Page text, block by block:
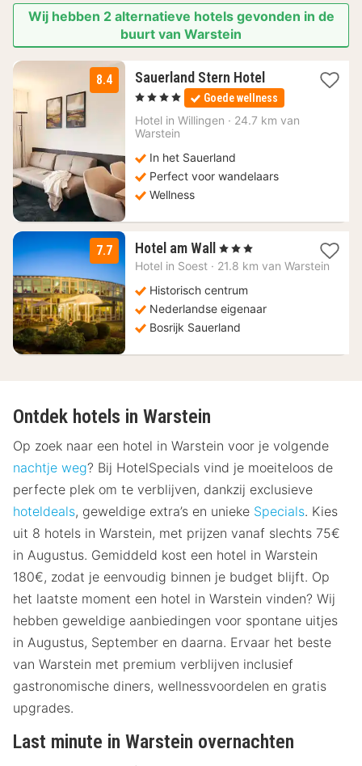
Wij hebben 2 alternatieve hotels gevonden in de
buurt van Warstein
8.4 Sauerland Stern Hotel2
nachten
vanaf
99,50
, 4 Sterren Goede wellness
Hotel in Willingen · 24.7 km van
Warstein
In het Sauerland
Perfect voor wandelaars
Wellness
7.7 Hotel am Wall
1
nacht
81,86
€
, 3 Sterren
Hotel in Soest · 21.8 km van Warstein
Historisch centrum
Nederlandse eigenaar
Bosrijk Sauerland
Ontdek hotels in Warstein
Op zoek naar een hotel in Warstein voor je volgende
nachtje weg? Bij HotelSpecials vind je moeiteloos de
perfecte plek om te verblijven, dankzij exclusieve
hoteldeals, geweldige extra’s en unieke Specials. Kies
uit 8 hotels in Warstein, met prijzen vanaf slechts 75€
in Augustus. Gemiddeld kost een hotel in Warstein
180€, zodat je eenvoudig binnen je budget blijft. Op
het laatste moment een hotel in Warstein vinden? Wij
hebben geweldige aanbiedingen voor spontane uitjes
in Augustus, September en daarna. Ervaar het beste
van Warstein met premium verblijven inclusief
gastronomische diners, wellnessvoordelen en gratis
upgrades.
Last minute in Warstein overnachten